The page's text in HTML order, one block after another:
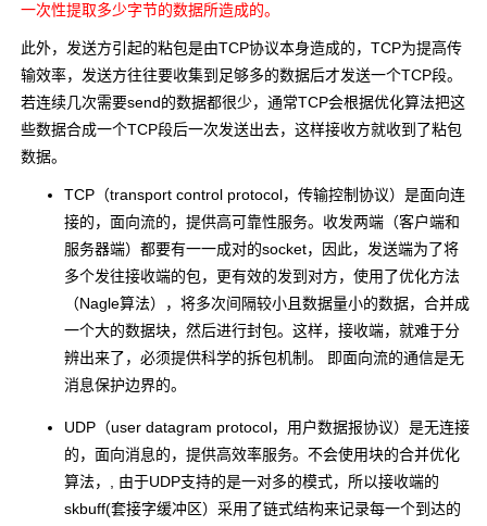
一次性提取多少字节的数据所造成的。
此外，发送方引起的粘包是由TCP协议本身造成的，TCP为提高传
输效率，发送方往往要收集到足够多的数据后才发送一个TCP段。
若连续几次需要send的数据都很少，通常TCP会根据优化算法把这
些数据合成一个TCP段后一次发送出去，这样接收方就收到了粘包
数据。
TCP（transport control protocol，传输控制协议）是面向连
接的，面向流的，提供高可靠性服务。收发两端（客户端和
服务器端）都要有一一成对的socket，因此，发送端为了将
多个发往接收端的包，更有效的发到对方，使用了优化方法
（Nagle算法），将多次间隔较小且数据量小的数据，合并成
一个大的数据块，然后进行封包。这样，接收端，就难于分
辨出来了，必须提供科学的拆包机制。 即面向流的通信是无
消息保护边界的。
UDP（user datagram protocol，用户数据报协议）是无连接
的，面向消息的，提供高效率服务。不会使用块的合并优化
算法，, 由于UDP支持的是一对多的模式，所以接收端的
skbuff(套接字缓冲区）采用了链式结构来记录每一个到达的